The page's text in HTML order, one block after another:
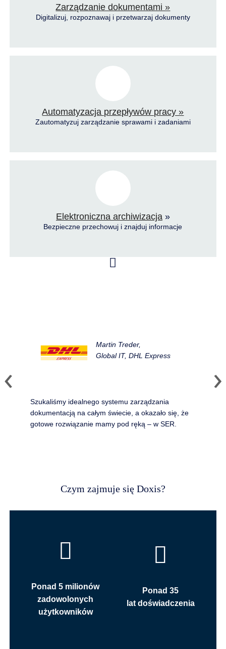
Zarządzanie dokumentami »
Digitalizuj, rozpoznawaj i przetwarzaj dokumenty
Automatyzacja przepływów pracy »
Zautomatyzuj zarządzanie sprawami i zadaniami
Elektroniczna archiwizacja »
Bezpieczne przechowuj i znajduj informacje
Martin Treder,
Global IT, DHL Express
Szukaliśmy idealnego systemu zarządzania
dokumentacją na całym świecie, a okazało się, że
gotowe rozwiązanie mamy pod ręką – w SER.
Czym zajmuje się Doxis?
Ponad 5 milionów
zadowolonych
użytkowników
Ponad 35
lat doświadczenia